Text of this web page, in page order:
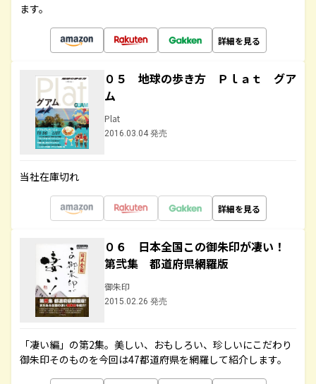
ます。
詳細を見る
０５ 地球の歩き方 Ｐｌａｔ グア
ム
Plat
2016.03.04 発売
当社在庫切れ
詳細を見る
０６ 日本全国この御朱印が凄い！
第弐集 都道府県網羅版
御朱印
2015.02.26 発売
「凄い編」の第2集。美しい、おもしろい、珍しいにこだわり
御朱印そのものを今回は47都道府県を網羅して紹介します。